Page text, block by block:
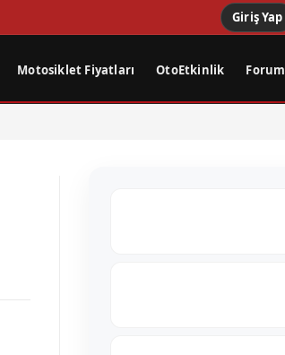
Giriş Yap
Motosiklet Fiyatları OtoEtkinlik Forum